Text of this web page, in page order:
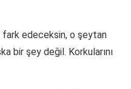
fark edeceksin, o şeytan
bir şey değil. Korkularını